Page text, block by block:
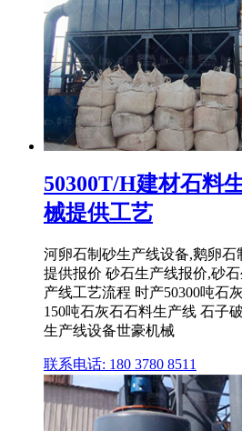
50300T/H建材石料
械提供工艺
河卵石制砂生产线设备,鹅卵
提供报价 砂石生产线报价,砂
产线工艺流程 时产50300吨石
150吨石灰石石料生产线 石子
生产线设备世豪机械
联系电话: 180 3780 8511